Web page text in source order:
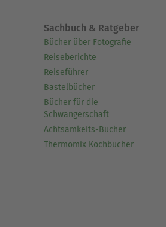
Sachbuch & Ratgeber
Bücher über Fotografie
Reiseberichte
Reiseführer
Bastelbücher
Bücher für die
Schwangerschaft
Achtsamkeits-Bücher
Thermomix Kochbücher